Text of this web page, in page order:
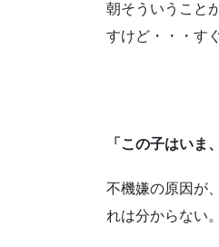
朝そういうこと
すけど・・・す
「この子はいま
不機嫌の原因が
れは分からない。